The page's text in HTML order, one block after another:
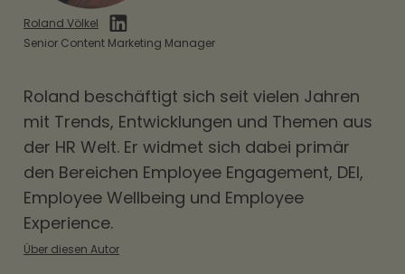
Hrmony Mobilität, wie die Abwicklung erfolgt
und dass es sich um eine freiwillige Leistung
rechtliche Absicherung – und Hrmony stellt
seinen Partnern dafür passende
Musterformulierungen zur Verfügung.
Roland Völkel
Senior Content Marketing Manager
Roland beschäftigt sich seit vielen Jahren
mit Trends, Entwicklungen und Themen aus
der HR Welt. Er widmet sich dabei primär
den Bereichen Employee Engagement, DEI,
Employee Wellbeing und Employee
Experience.
Über diesen Autor